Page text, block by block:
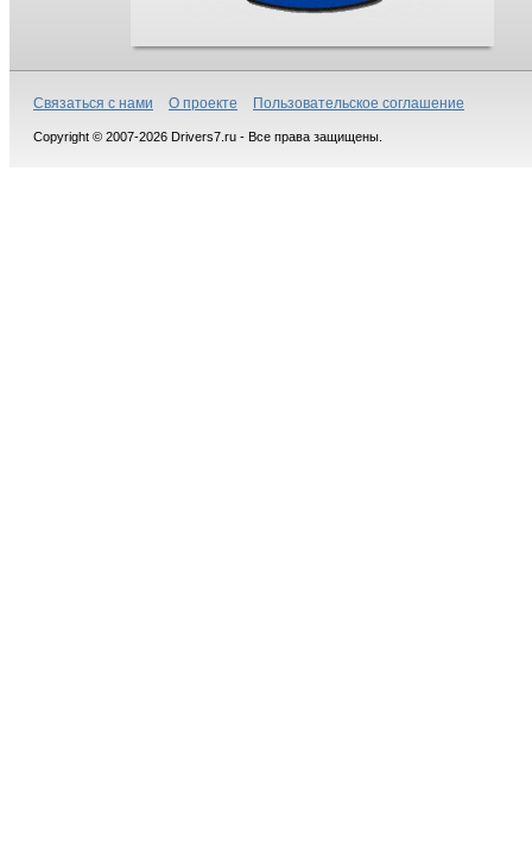
Связаться с нами О проекте Пользовательское соглашение
Copyright © 2007-2026 Drivers7.ru - Все права защищены.